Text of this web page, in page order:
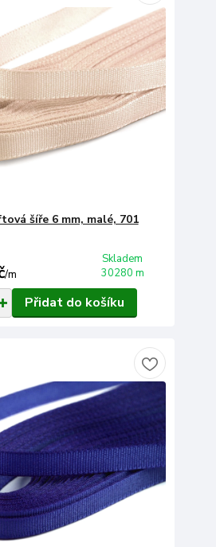
šíře 6 mm, malé, 701
/m
Skladem
30280 m
Přidat do košíku